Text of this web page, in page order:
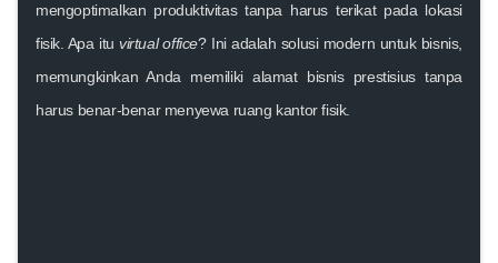
mengoptimalkan produktivitas tanpa harus terikat pada lokasi
fisik. Apa itu virtual office? Ini adalah solusi modern untuk bisnis,
memungkinkan Anda memiliki alamat bisnis prestisius tanpa
harus benar-benar menyewa ruang kantor fisik.